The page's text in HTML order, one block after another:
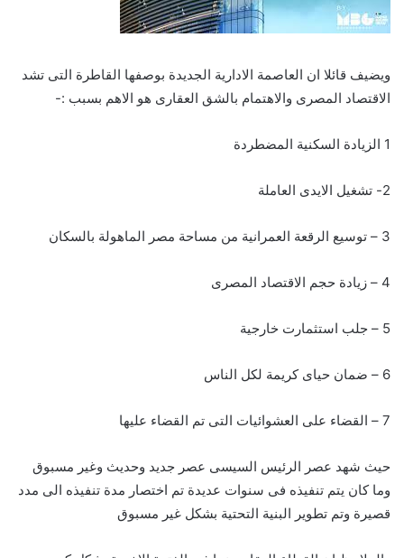
ويضيف قائلا ان العاصمة الادارية الجديدة بوصفها القاطرة التى تشد
الاقتصاد المصرى والاهتمام بالشق العقارى هو الاهم بسبب :-
1 الزيادة السكنية المضطردة
2- تشغيل الايدى العاملة
3 – توسيع الرقعة العمرانية من مساحة مصر الماهولة بالسكان
4 – زيادة حجم الاقتصاد المصرى
5 – جلب استثمارت خارجية
6 – ضمان حياى كريمة لكل الناس
7 – القضاء على العشوائيات التى تم القضاء عليها
حيث شهد عصر الرئيس السيسى عصر جديد وحديث وغير مسبوق
وما كان يتم تنفيذه فى سنوات عديدة تم اختصار مدة تنفيذه الى مدد
قصيرة وتم تطوير البنية التحتية بشكل غير مسبوق